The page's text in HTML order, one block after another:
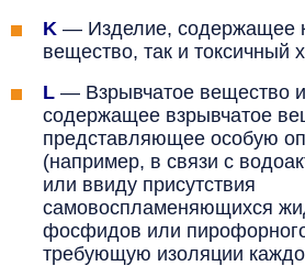
K — Изделие, содержащее
вещество, так и токсичный
L — Взрывчатое вещество
содержащее взрывчатое
представляющее особую
(например, в связи с
или ввиду присутствия
самовоспламеняющихся
фосфидов или
требующую изоляции